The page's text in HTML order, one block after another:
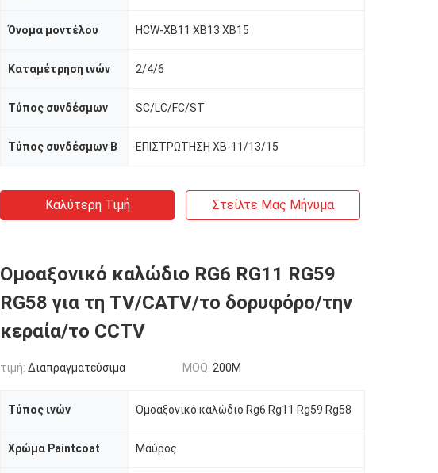
Όνομα μοντέλου HCW-XB11 XB13 XB15
Καταμέτρηση ινών 2/4/6
Τύπος συνδέσμων SC/LC/FC/ST
Τύπος συνδέσμων Β ΕΠΙΣΤΡΩΤΗΣΗ XB-11/13/15
Καλύτερη Τιμή Στείλτε Μας Μήνυμα
Ομοαξονικό καλώδιο RG6 RG11 RG59
RG58 για τη TV/CATV/το δορυφόρο/την
κεραία/το CCTV
τιμή: Διαπραγματεύσιμα MOQ: 200M
Τύπος ινών Ομοαξονικό καλώδιο Rg6 Rg11 Rg59 Rg58
Χρώμα Paintcoat Μαύρος